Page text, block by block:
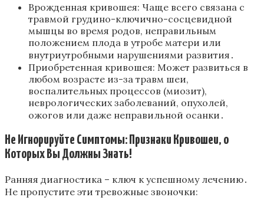
Врожденная кривошея: Чаще всего связана с
травмой грудино-ключично-сосцевидной
мышцы во время родов, неправильным
положением плода в утробе матери или
внутриутробными нарушениями развития․
Приобретенная кривошея: Может развиться в
любом возрасте из-за травм шеи,
воспалительных процессов (миозит),
неврологических заболеваний, опухолей,
ожогов или даже неправильной осанки․
Не Игнорируйте Симптомы: Признаки Кривошеи, о
Которых Вы Должны Знать!
Ранняя диагностика – ключ к успешному лечению․
Не пропустите эти тревожные звоночки: